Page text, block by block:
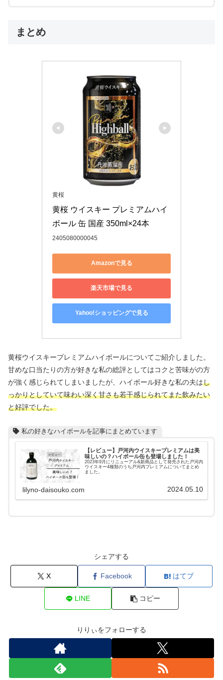
まとめ
黄桜
黄桜 ウイスキー プレミアムハイ
ボール 缶 国産 350ml×24本
2405080000045
Amazonで見る
楽天市場で見る
Yahoo!ショッピングで見る
黄桜ウイスキープレミアムハイボールについてご紹介しました。
甘めな口当たりの方が好きな私の総評としてはコクと苦味がの方
が強く感じられてしまいましたが、ハイボール好きな私の夫はし
っかりとしていて味わい深く甘さも若干感じられてまた飲みたい
と好評でした。
私の好きなハイボールを記事にまとめています
【レビュー】戸河内ウイスキープレミアムは美
味しいの？ハイボール缶も登場しました！
2023年9月にリニューアル&新商品として発売された戸河内
ウイスキー4種類のうち戸河内プレミアムについてまとめ
ました。
lilyno-daisouko.com 2024.05.10
シェアする
X Facebook はてブ
LINE コピー
りりぃをフォローする